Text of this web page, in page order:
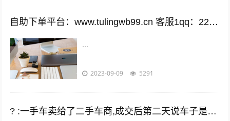
自助下单平台：www.tulingwb99.cn 客服1qq：2221028208 客服2qq：2221028208
...
2023-09-09 5291
? :一手车卖给了二手车商,成交后第二天说车子是事故车，说隐瞒事实？